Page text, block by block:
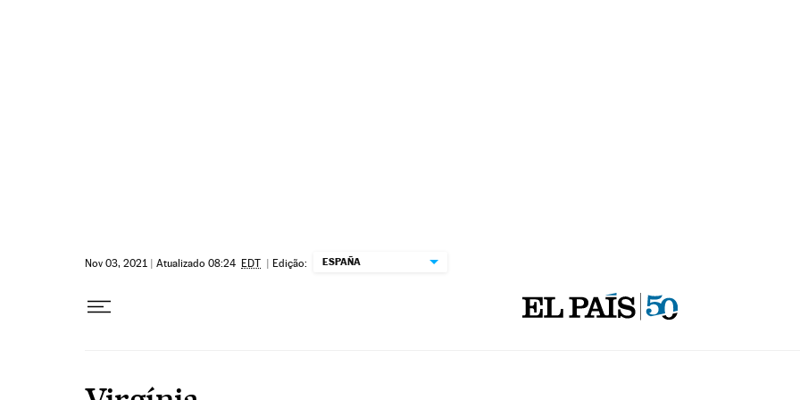
Nov 03, 2021 | Atualizado 08:24 EDT | Edição: ESPAÑA